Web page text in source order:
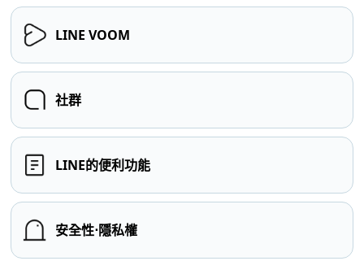
LINE VOOM
社群
LINE的便利功能
安全性⋅隱私權